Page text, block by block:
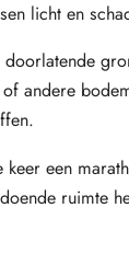
licht en
andere
een
ruimte